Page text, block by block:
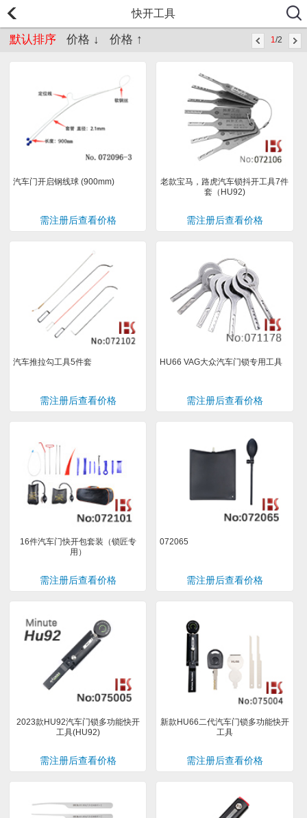
快开工具
默认排序 价格 ↓ 价格 ↑ 1/2
汽车门开启钢线球 (900mm)
需注册后查看价格
老款宝马，路虎汽车锁抖开工具7件
套（HU92)
需注册后查看价格
汽车推拉勾工具5件套
需注册后查看价格
HU66 VAG大众汽车门锁专用工具
需注册后查看价格
16件汽车门快开包套装（锁匠专
用）
需注册后查看价格
072065
需注册后查看价格
2023款HU92汽车门锁多功能快开
工具(HU92)
需注册后查看价格
新款HU66二代汽车门锁多功能快开
工具
需注册后查看价格